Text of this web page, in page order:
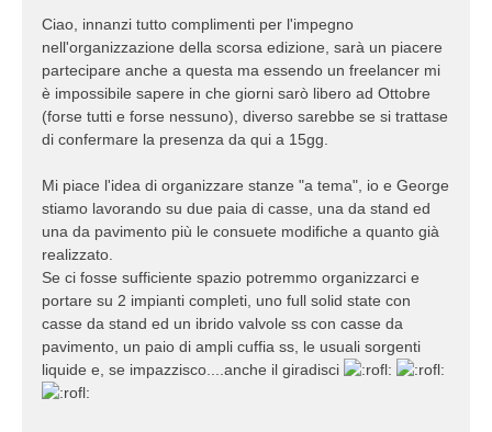
Ciao, innanzi tutto complimenti per l'impegno
nell'organizzazione della scorsa edizione, sarà un piacere
partecipare anche a questa ma essendo un freelancer mi
è impossibile sapere in che giorni sarò libero ad Ottobre
(forse tutti e forse nessuno), diverso sarebbe se si trattase
di confermare la presenza da qui a 15gg.
Mi piace l'idea di organizzare stanze "a tema", io e George
stiamo lavorando su due paia di casse, una da stand ed
una da pavimento più le consuete modifiche a quanto già
realizzato.
Se ci fosse sufficiente spazio potremmo organizzarci e
portare su 2 impianti completi, uno full solid state con
casse da stand ed un ibrido valvole ss con casse da
pavimento, un paio di ampli cuffia ss, le usuali sorgenti
liquide e, se impazzisco....anche il giradisci